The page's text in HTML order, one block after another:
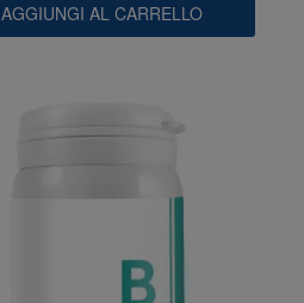
AGGIUNGI AL CARRELLO